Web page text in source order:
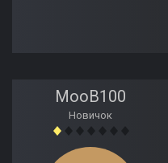
MooB100
Новичок